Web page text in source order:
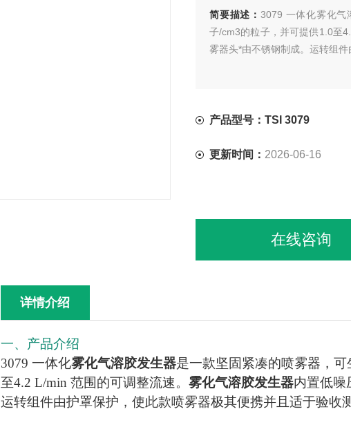
简要描述： 3079 一体化雾化气
子/cm3的粒子，并可提供1.0至
雾器头*由不锈钢制成。运转组
产品型号：TSI 3079
更新时间： 2026-06-16
在线咨询
详情介绍
一、产品介绍
3079 一体化雾化气溶胶发生器是一款坚固紧凑的喷雾器，
至4.2 L/min 范围的可调整流速。 雾化气溶胶发生器内置低噪
运转组件由护罩保护，使此款喷雾器极其便携并且适于验收